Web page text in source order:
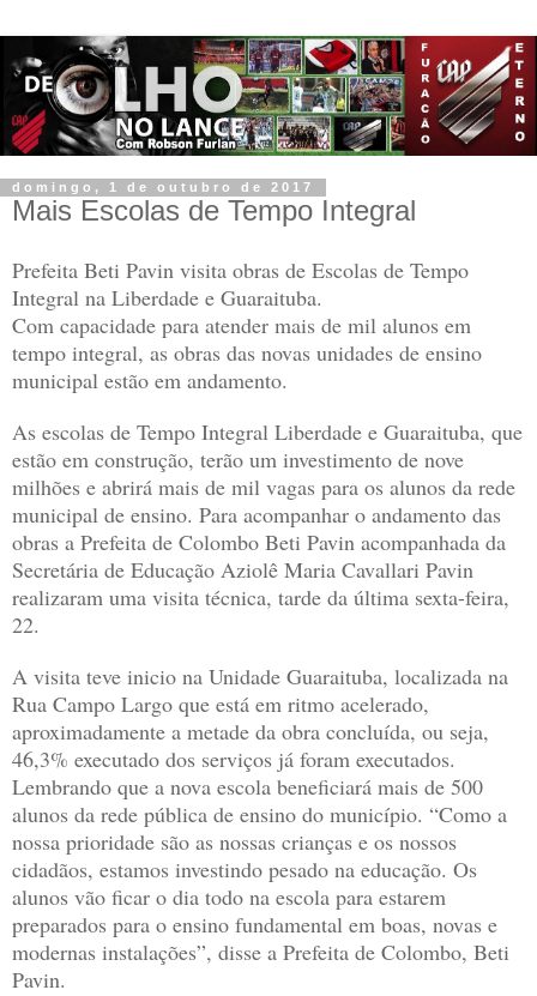
domingo, 1 de outubro de 2017
Mais Escolas de Tempo Integral
Prefeita Beti Pavin visita obras de Escolas de Tempo
Integral na Liberdade e Guaraituba.
Com capacidade para atender mais de mil alunos em
tempo integral, as obras das novas unidades de ensino
municipal estão em andamento.
As escolas de Tempo Integral Liberdade e Guaraituba, que
estão em construção, terão um investimento de nove
milhões e abrirá mais de mil vagas para os alunos da rede
municipal de ensino. Para acompanhar o andamento das
obras a Prefeita de Colombo Beti Pavin acompanhada da
Secretária de Educação Aziolê Maria Cavallari Pavin
realizaram uma visita técnica, tarde da última sexta-feira,
22.
A visita teve inicio na Unidade Guaraituba, localizada na
Rua Campo Largo que está em ritmo acelerado,
aproximadamente a metade da obra concluída, ou seja,
46,3% executado dos serviços já foram executados.
Lembrando que a nova escola beneficiará mais de 500
alunos da rede pública de ensino do município. “Como a
nossa prioridade são as nossas crianças e os nossos
cidadãos, estamos investindo pesado na educação. Os
alunos vão ficar o dia todo na escola para estarem
preparados para o ensino fundamental em boas, novas e
modernas instalações”, disse a Prefeita de Colombo, Beti
Pavin.